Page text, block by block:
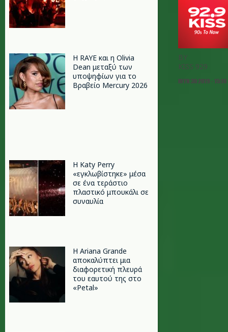
Η RAYE και η Olivia
Dean μεταξύ των
υποψηφίων για το
Βραβείο Mercury 2026
H Katy Perry
«εγκλωβίστηκε» μέσα
σε ένα τεράστιο
πλαστικό μπουκάλι σε
συναυλία
Η Ariana Grande
αποκαλύπτει μια
διαφορετική πλευρά
του εαυτού της στο
«Petal»
BY
KISS 929
ΙΟΥΝ 30 2019 - 15:10